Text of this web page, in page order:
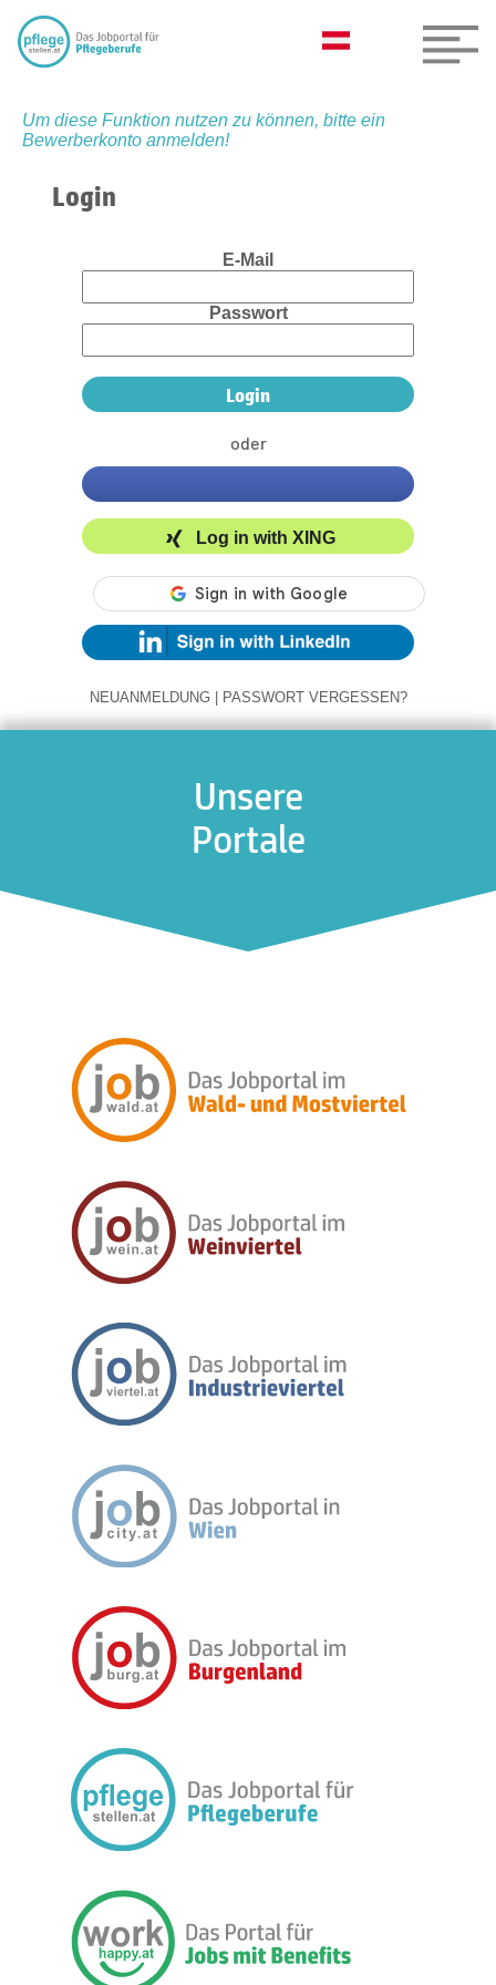
Um diese Funktion nutzen zu können, bitte ein
Bewerberkonto anmelden!
Login
E-Mail
Passwort
oder
Log in with XING
NEUANMELDUNG | PASSWORT VERGESSEN?
Unsere
Portale